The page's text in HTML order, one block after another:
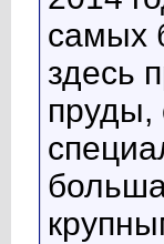
самых
здесь
пруды,